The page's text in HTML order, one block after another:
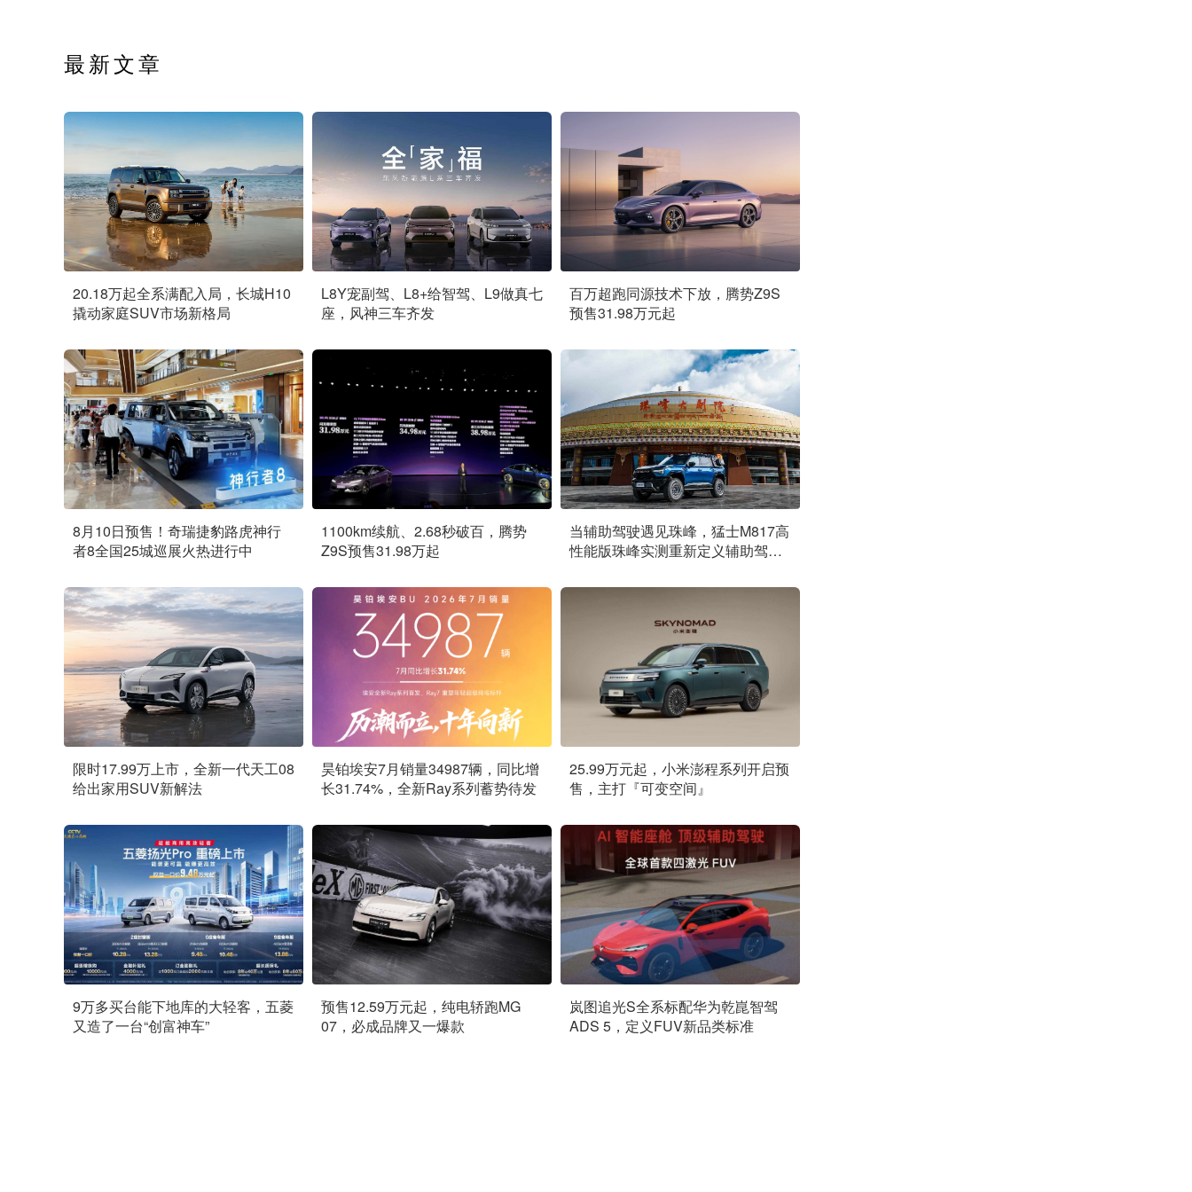
最新文章
20.18万起全系满配入局，长城H10
撬动家庭SUV市场新格局
L8Y宠副驾、L8+给智驾、L9做真七
座，风神三车齐发
百万超跑同源技术下放，腾势Z9S
预售31.98万元起
8月10日预售！奇瑞捷豹路虎神行
者8全国25城巡展火热进行中
1100km续航、2.68秒破百，腾势
Z9S预售31.98万起
当辅助驾驶遇见珠峰，猛士M817高
性能版珠峰实测重新定义辅助驾驶
限时17.99万上市，全新一代天工08
给出家用SUV新解法
昊铂埃安7月销量34987辆，同比增
长31.74%，全新Ray系列蓄势待发
25.99万元起，小米澎程系列开启预
售，主打『可变空间』
9万多买台能下地库的大轻客，五菱
又造了一台“创富神车”
预售12.59万元起，纯电轿跑MG
07，必成品牌又一爆款
岚图追光S全系标配华为乾崑智驾
ADS 5，定义FUV新品类标准